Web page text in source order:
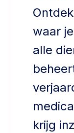
waar
alle
krijg